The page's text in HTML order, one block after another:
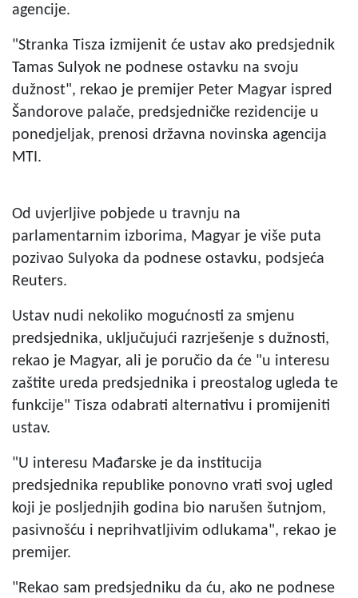
agencije.
"Stranka Tisza izmijenit će ustav ako predsjednik
Tamas Sulyok ne podnese ostavku na svoju
dužnost", rekao je premijer Peter Magyar ispred
Šandorove palače, predsjedničke rezidencije u
ponedjeljak, prenosi državna novinska agencija
MTI.
Od uvjerljive pobjede u travnju na
parlamentarnim izborima, Magyar je više puta
pozivao Sulyoka da podnese ostavku, podsjeća
Reuters.
Ustav nudi nekoliko mogućnosti za smjenu
predsjednika, uključujući razrješenje s dužnosti,
rekao je Magyar, ali je poručio da će "u interesu
zaštite ureda predsjednika i preostalog ugleda te
funkcije" Tisza odabrati alternativu i promijeniti
ustav.
"U interesu Mađarske je da institucija
predsjednika republike ponovno vrati svoj ugled
koji je posljednjih godina bio narušen šutnjom,
pasivnošću i neprihvatljivim odlukama", rekao je
premijer.
"Rekao sam predsjedniku da ću, ako ne podnese